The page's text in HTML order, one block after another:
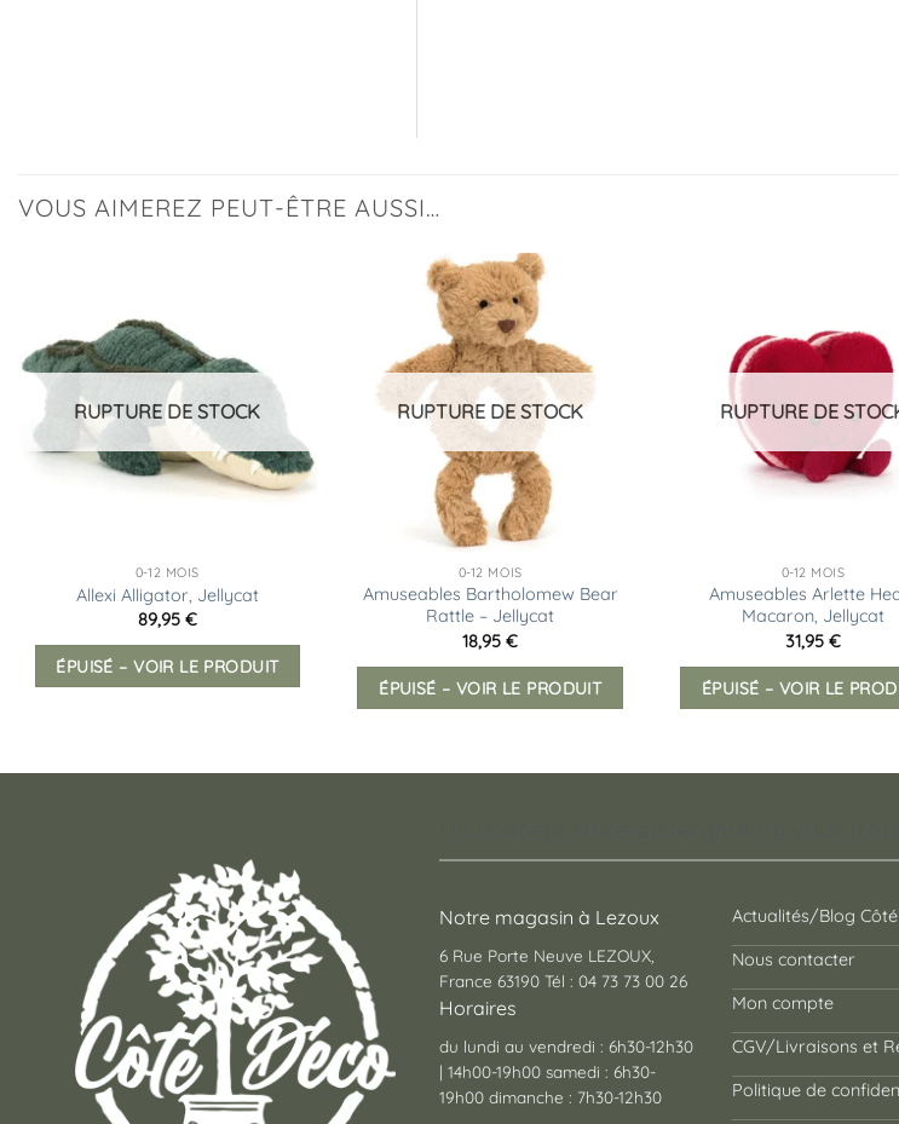
VOUS AIMEREZ PEUT-ÊTRE AUSSI…
d’envies
RUPTURE DE STOCK
0-12 MOIS
Allexi Alligator, Jellycat
89,95 €
ÉPUISÉ – VOIR LE PRODUIT
d’envies
RUPTURE DE STOCK
0-12 MOIS
Amuseables Bartholomew Bear
Rattle – Jellycat
18,95€
ÉPUISÉ – VOIR LE PRODUIT
RUPTURE DE
0-12 MOIS
Amuseables Arlette
Macaron, Jellycat
31,95 €
ÉPUISÉ – VOIR LE
Notre magasin à Lezoux
6 Rue Porte Neuve LEZOUX,
France 63190 Tél : 04 73 73 00 26
Horaires
du lundi au vendredi : 6h30-12h30
| 14h00-19h00 samedi : 6h30-
19h00 dimanche : 7h30-12h30
Actualités/Blog
Nous contacter
Mon compte
CGV/Livraisons et
Politique de